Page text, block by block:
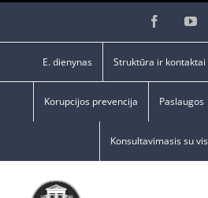
Facebook
E. dienynas Struktūra ir kontaktai
Korupcijos prevencija Paslaugos
Konsultavimasis su